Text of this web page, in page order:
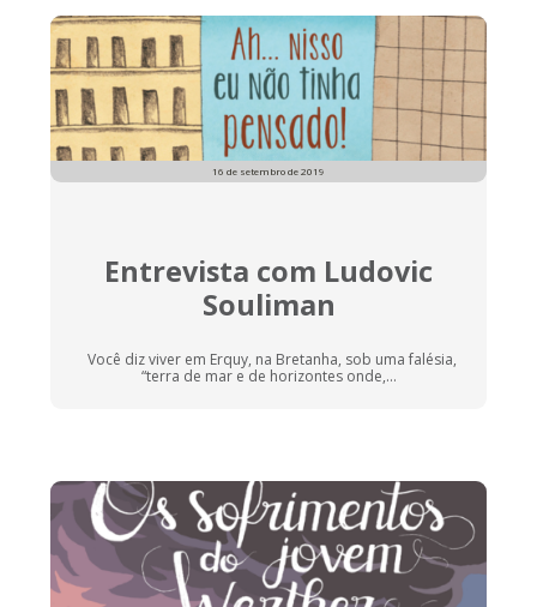
16 de setembro de 2019
Entrevista com Ludovic
Souliman
Você diz viver em Erquy, na Bretanha, sob uma falésia,
“terra de mar e de horizontes onde,...